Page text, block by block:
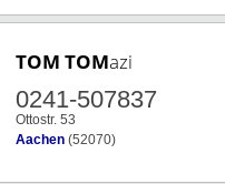
TOM TOMazi
0241-507837
Ottostr. 53
Aachen (52070)